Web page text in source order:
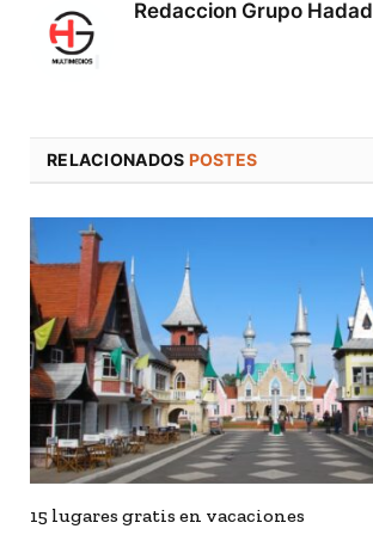
Redaccion Grupo Hadad
RELACIONADOS POSTES
15 lugares gratis en vacaciones